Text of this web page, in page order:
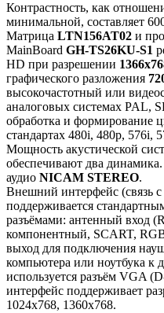
Контрастность, как
минимальной, составляет
Матрица LTN156AT02 и
MainBoard GH-TS26KU-S1
HD при разрешении
графического разложения
высокочастотный или
аналоговых системах PAL,
обработка и формирование
стандартах 480i, 480p, 576i,
Мощность акустической
обеспечивают два
аудио NICAM STEREO.
Внешний интерфейс (связь
поддерживается
разъёмами: антенный вход
компонентный, SCART,
выход для подключения
компьютера или ноутбука к
используется разъём VGA
интерфейс поддерживает
1024x768, 1360x768.